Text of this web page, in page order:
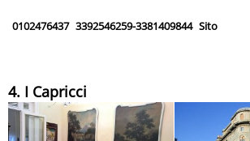
0102476437 3392546259-3381409844 Sito
4. I Capricci